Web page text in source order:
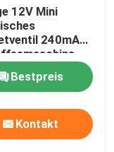
12V Mini
240mA
Bestpreis
Kontakt